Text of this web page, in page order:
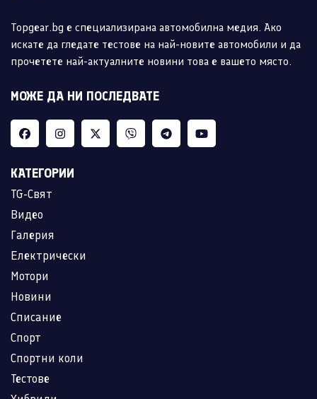
Topgear.bg е специализирана автомобилна медия. Ако
искате да гледате тестове на най-новите автомобили и да
прочетете най-актуалните новини това е вашето място.
МОЖЕ ДА НИ ПОСЛЕДВАТЕ
КАТЕГОРИИ
TG-Свят
Видео
Галерия
Електрически
Мотори
Новини
Списание
Спорт
Спортни коли
Тестове